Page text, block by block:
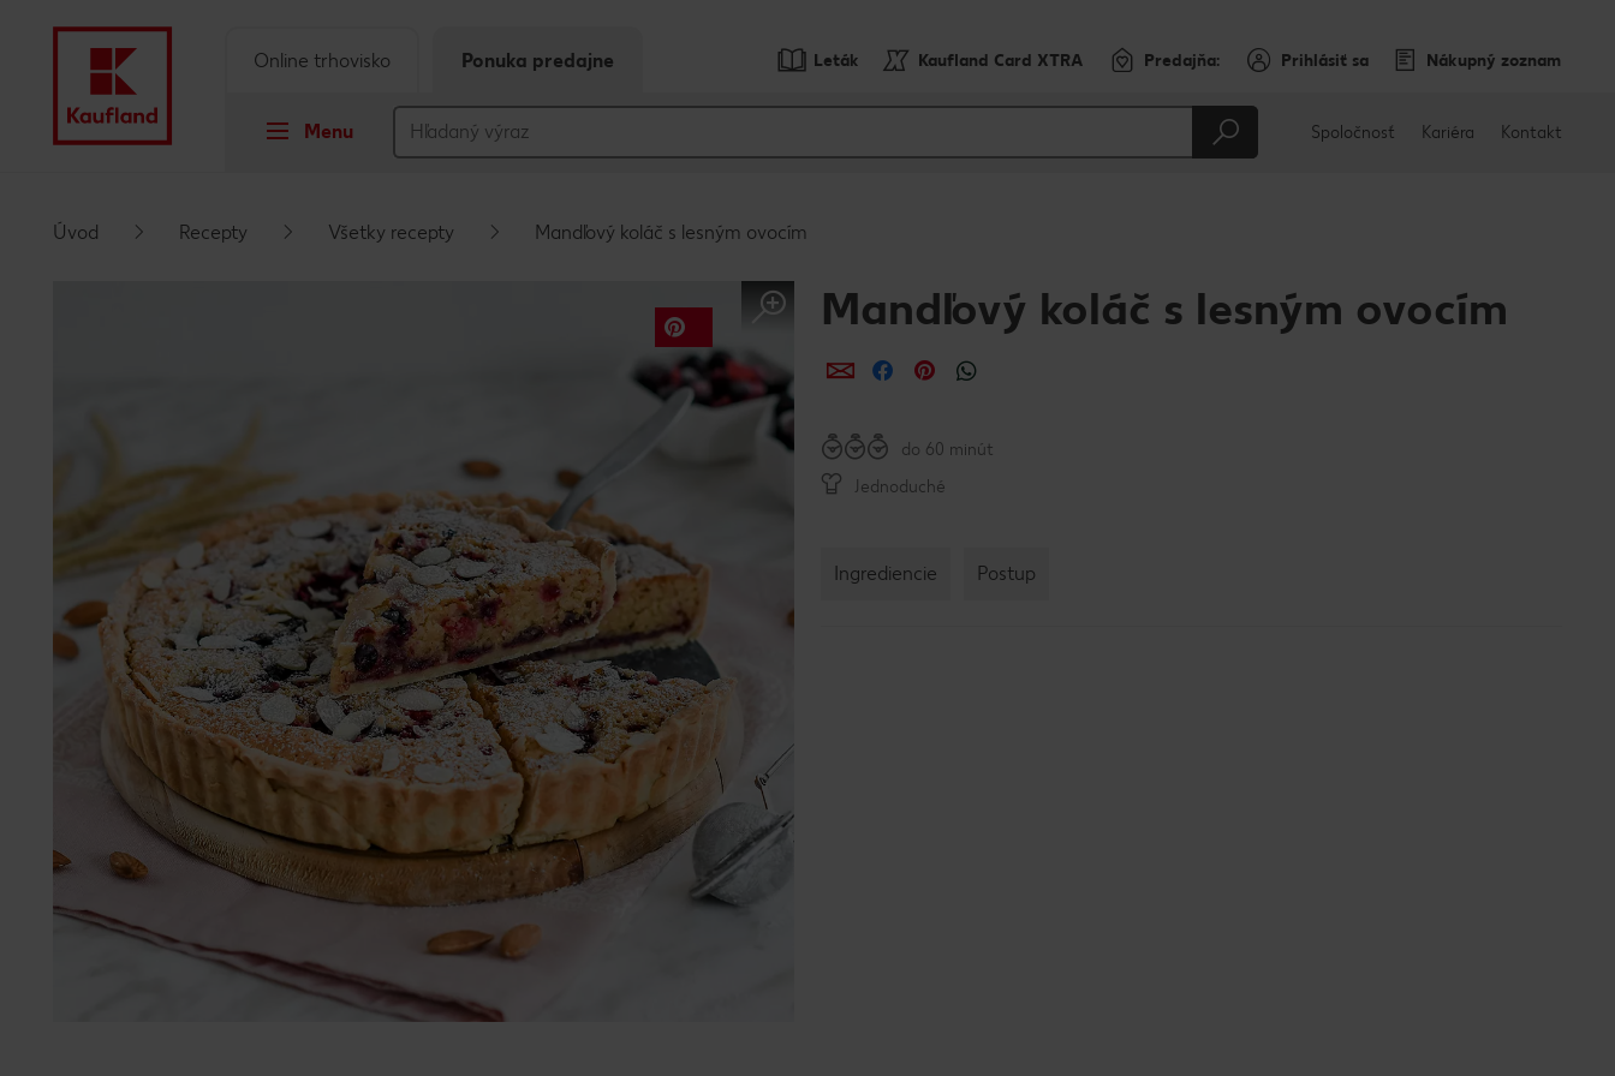
Leták Kaufland Card XTRA Predajňa: Prihlásiť sa Nákupný zoznam
Menu
Online trhovisko Ponuka predajne
Spoločnosť Kariéra Kontakt
Úvod Recepty Všetky recepty Mandľový koláč s lesným ovocím
Mandľový koláč s lesným ovocím
ZdieľaťZdieľaťZdieľať
do 60 minút
Jednoduché
Ingrediencie Postup